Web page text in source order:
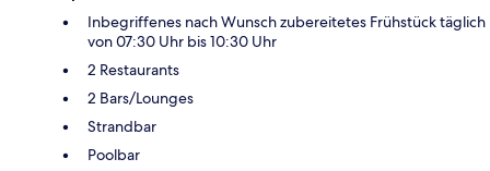
Inbegriffenes nach Wunsch zubereitetes Frühstück täglich
von 07:30 Uhr bis 10:30 Uhr
2 Restaurants
2 Bars/Lounges
Strandbar
Poolbar